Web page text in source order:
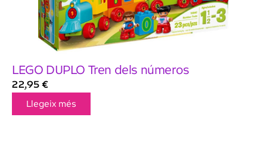
LEGO DUPLO Tren dels números
22,95 €
Llegeix més